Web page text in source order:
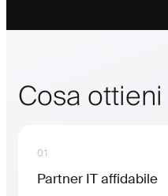
Cosa ottieni
01
Partner IT affidabile